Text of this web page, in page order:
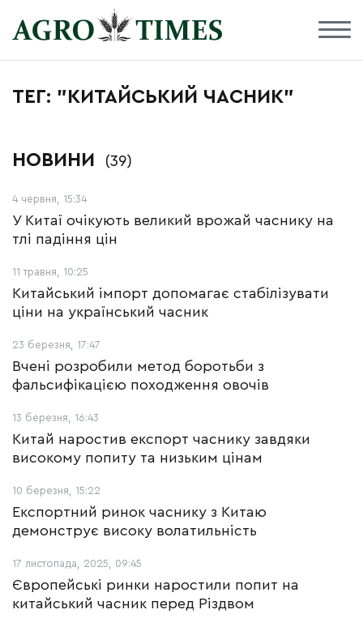
ТЕГ: "КИТАЙСЬКИЙ ЧАСНИК"
НОВИНИ (39)
4 червня, 15:34
У Китаї очікують великий врожай часнику на
тлі падіння цін
11 травня, 10:25
Китайський імпорт допомагає стабілізувати
ціни на український часник
23 березня, 17:47
Вчені розробили метод боротьби з
фальсифікацією походження овочів
13 березня, 16:43
Китай наростив експорт часнику завдяки
високому попиту та низьким цінам
10 березня, 15:22
Експортний ринок часнику з Китаю
демонструє високу волатильність
17 листопада, 2025, 09:45
Європейські ринки наростили попит на
китайський часник перед Різдвом